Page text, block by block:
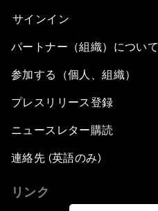
サインイン
パートナー（組織）について
参加する（個人、組織）
プレスリリース登録
ニュースレター購読
連絡先 (英語のみ)
リンク